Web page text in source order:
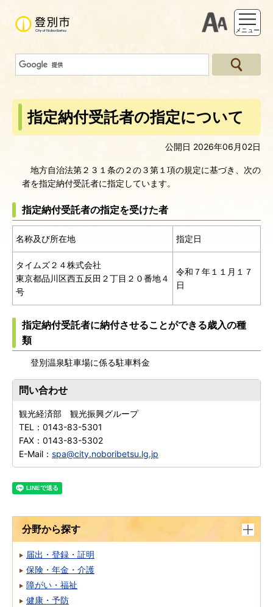
支援ツー
メニュー
指定納付受託者の指定について
公開日 2026年06月02日
地方自治法第２３１条の２の３第１項の規定に基づき、次の
者を指定納付受託者に指定しています。
指定納付受託者の指定を受けた者
名称及び所在地 指定日
タイムズ２４株式会社
東京都品川区西五反田２丁目２０番地４
号
令和７年１１月１７
日
指定納付受託者に納付させることができる歳入の種
類
登別温泉駐車場に係る駐車料金
問い合わせ
観光経済部 観光振興グループ
TEL： 0143-83-5301
FAX： 0143-83-5302
E-Mail： spa@city.noboribetsu.lg.jp
分野から探す
届出・登録・証明
保険・年金・介護
障がい・福祉
健康・予防